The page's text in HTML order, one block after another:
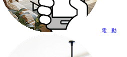
電 動